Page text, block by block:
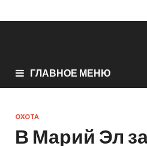
ГЛАВНОЕ МЕНЮ
ОХОТА
В Марий Эл